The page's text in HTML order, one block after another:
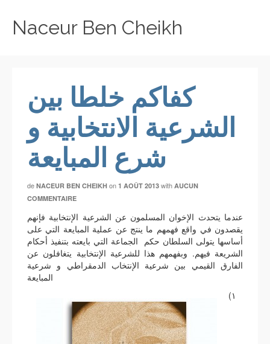
Naceur Ben Cheikh
كفاكم خلطا بين
الشرعية الانتخابية و
شرع المبايعة
de NACEUR BEN CHEIKH on 1 AOÛT 2013 with AUCUN
COMMENTAIRE
عندما يتحدث الإخوان المسلمون عن الشرعية الإنتخابية فإنهم
يقصدون في واقع فهمهم ما ينتج عن عملية المبايعة التي على
أساسها يتولى السلطان حكم الجماعة التي بايعته بتنفيذ أحكام
الشريعة فيهم. وبفهمهم هذا للشرعية الإنتخابية يتغافلون عن
الفارق القيمي بين شرعية الإنتخاب الدمقراطي و شرعية
المبايعة
١)